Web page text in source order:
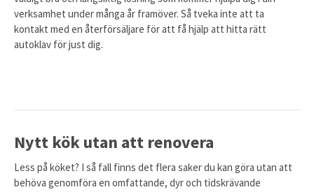
verksamhet under många år framöver. Så tveka inte att ta
kontakt med en återförsäljare för att få hjälp att hitta rätt
autoklav för just dig.
Nytt kök utan att renovera
Less på köket? I så fall finns det flera saker du kan göra utan att
behöva genomföra en omfattande, dyr och tidskrävande